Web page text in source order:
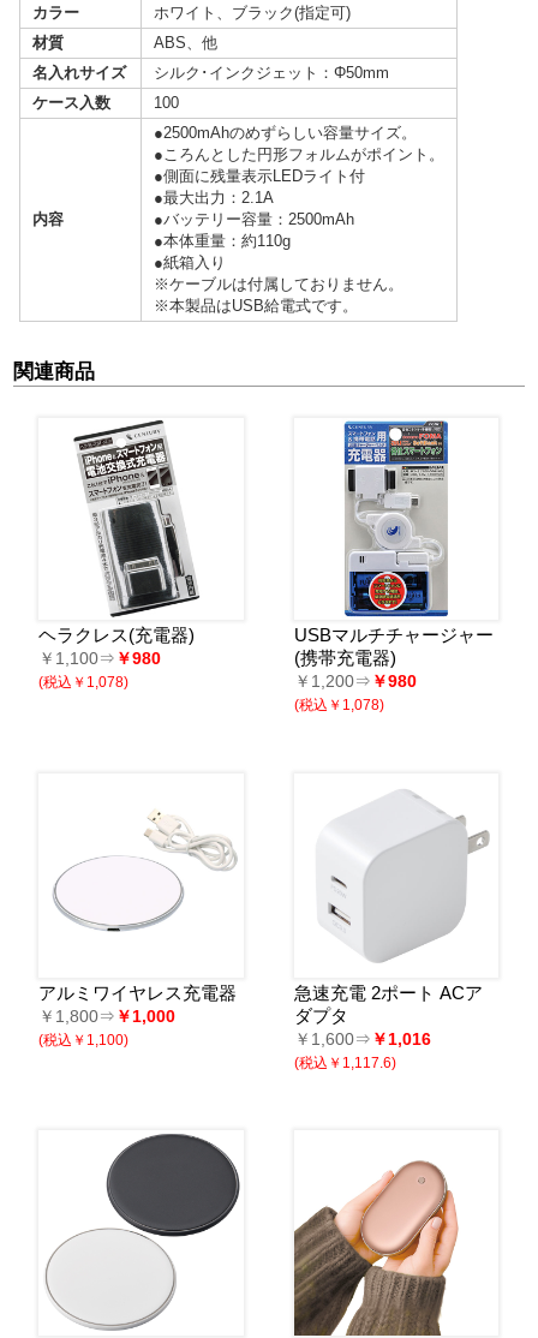
カラー
ホワイト、ブラック(指定可)
材質
ABS、他
名入れサイズ
シルク･インクジェット：Φ50mm
ケース入数
100
内容
●2500mAhのめずらしい容量サイズ。
●ころんとした円形フォルムがポイント。
●側面に残量表示LEDライト付
●最大出力：2.1A
●バッテリー容量：2500mAh
●本体重量：約110g
●紙箱入り
※ケーブルは付属しておりません。
※本製品はUSB給電式です。
関連商品
ヘラクレス(充電器)
￥1,100⇒ ￥980
(税込￥1,078)
USBマルチチャージャー
(携帯充電器)
￥1,200⇒ ￥980
(税込￥1,078)
アルミワイヤレス充電器
￥1,800⇒ ￥1,000
(税込￥1,100)
急速充電 2ポート ACア
ダプタ
￥1,600⇒ ￥1,016
(税込￥1,117.6)